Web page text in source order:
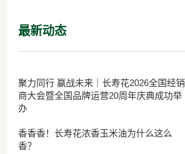
最新动态
聚力同行 赢战未来｜长寿花2026全国经销
商大会暨全国品牌运营20周年庆典成功举
办
香香香！长寿花浓香玉米油为什么这么
香？